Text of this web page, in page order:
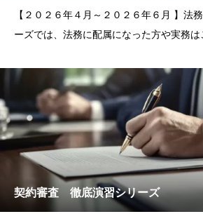
【２０２６年４月～２０２６年６月 】法
ーズでは、法務に配属になった方や実務
法律知識・実務感覚の習得を目標としてい
に取り扱っている担当弁護士が、最新の
契約審査 徹底演習シリーズ